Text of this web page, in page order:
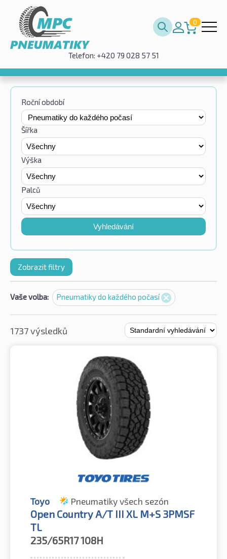
0
Telefon: +420 79 028 57 51
Roční období
Šířka
Výška
Palců
Vyhledávání
Zobrazit filtry
Vaše volba: Pneumatiky do každého počasí
1737 výsledků
Toyo Pneumatiky všech sezón
Open Country A/T III XL M+S 3PMSF
TL
235/65R17108H